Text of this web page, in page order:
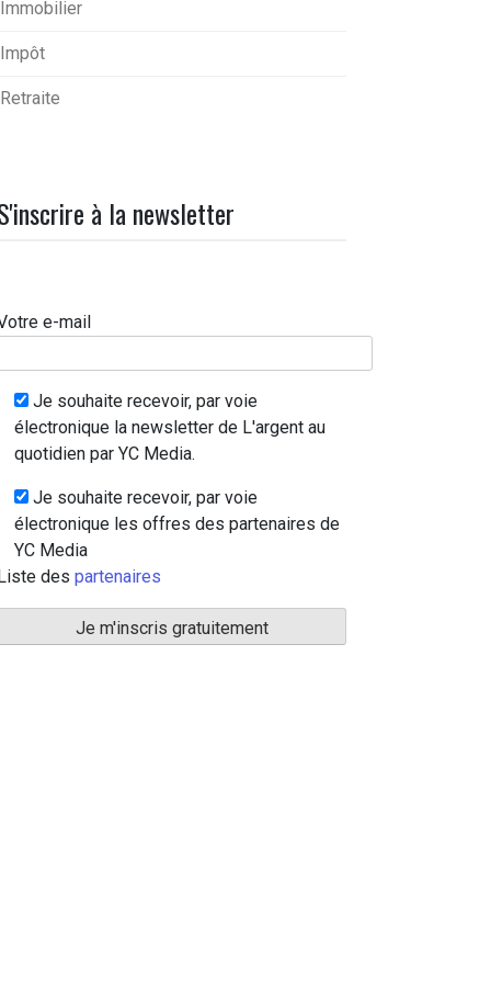
Immobilier
Impôt
Retraite
à la newsletter
e-mail
Je souhaite recevoir, par voie
électronique la newsletter de L'argent au
quotidien par YC Media.
Je souhaite recevoir, par voie
électronique les offres des partenaires de
YC Media
des partenaires